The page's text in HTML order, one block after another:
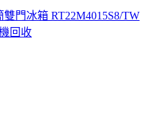
雙門冰箱 RT22M4015S8/TW
回收